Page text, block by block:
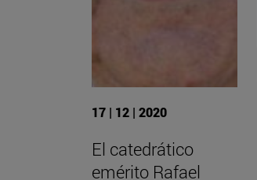
17 | 12 | 2020
El catedrático
emérito Rafael